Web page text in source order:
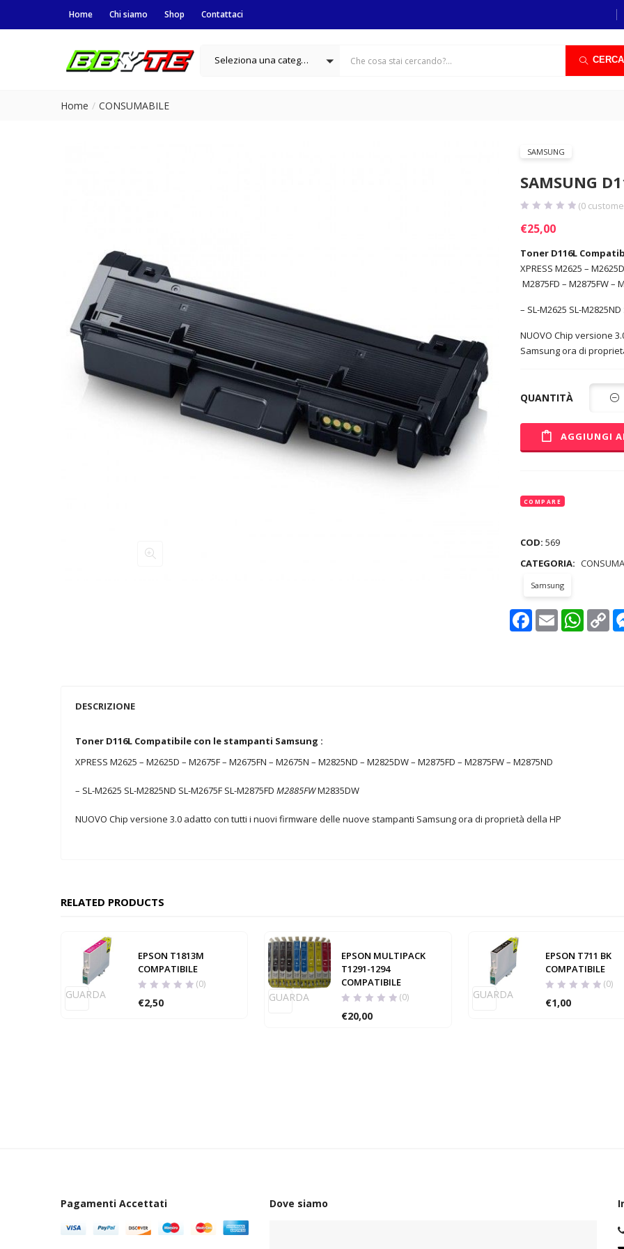
Home Chi siamo Shop Contattaci
Seleziona una categoria CERCA
Home CONSUMABILE
SAMSUNG
SAMSUNG
(0
€25,00
Toner D116L
XPRESS M2625 –
M2875FD – M2875FW –
– SL-M2625 SL-
NUOVO Chip versione
Samsung ora di
QUANTITÀ
AGGIUNGI
COMPARE
COD: 569
CATEGORIA:
Samsung
Facebook
Email
DESCRIZIONE
Toner D116L Compatibile con le stampanti Samsung :
XPRESS M2625 – M2625D – M2675F – M2675FN – M2675N – M2825ND – M2825DW – M2875FD – M2875FW – M2875ND
– SL-M2625 SL-M2825ND SL-M2675F SL-M2875FD M2885FWM2835DW
NUOVO Chip versione 3.0 adatto con tutti i nuovi firmware delle nuove stampanti Samsung ora di proprietà della HP
RELATED PRODUCTS
GUARDA
EPSON T1813M
COMPATIBILE
(0)
€2,50 GUARDA
EPSON MULTIPACK
T1291-1294
COMPATIBILE
(0)
€20,00
GUARDA
EPSON T711 BK
COMPATIBILE
(0)
€1,00
Pagamenti Accettati Dove siamo